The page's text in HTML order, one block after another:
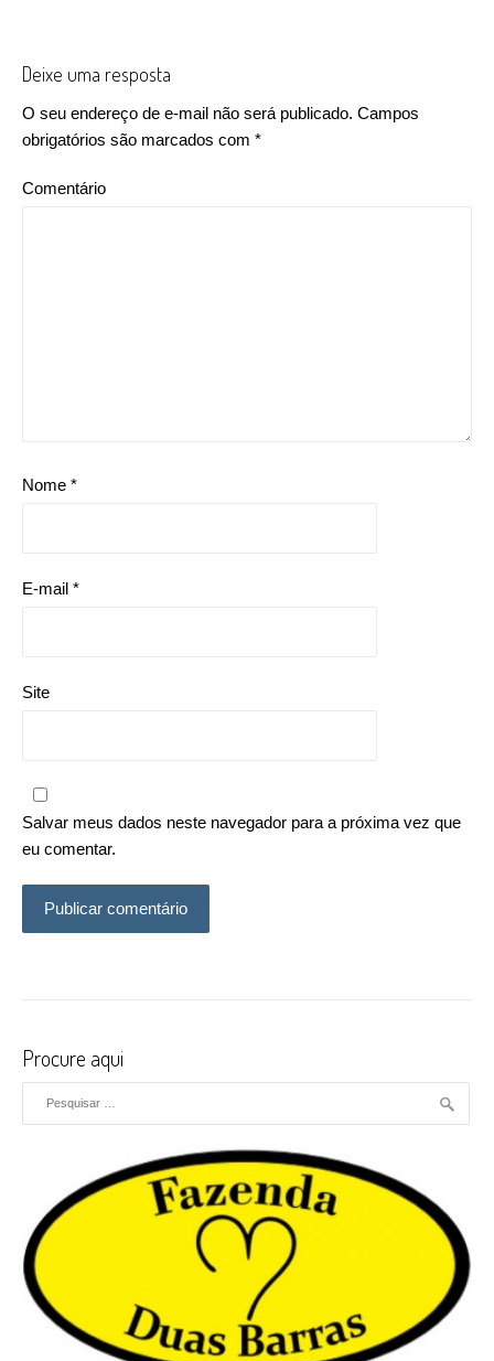
Deixe uma resposta
O seu endereço de e-mail não será publicado. Campos
obrigatórios são marcados com *
Comentário
Nome *
E-mail *
Site
Salvar meus dados neste navegador para a próxima vez que
eu comentar.
Procure aqui